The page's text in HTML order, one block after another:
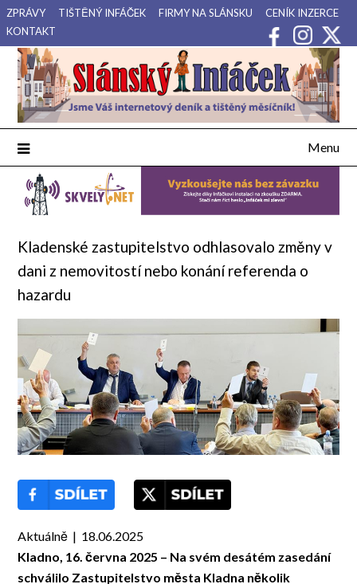
Přejdi
na
obsah
ZPRÁVY TIŠTĚNÝ INFÁČEK FIRMY NA SLÁNSKU
CENÍK INZERCE
KONTAKT
Slánský Infáček
Váš internetový deník a tištěný měsíčník pro Slánsko, Kladensko
a Lounsko.
Menu
Kladenské zastupitelstvo odhlasovalo změny v
dani z nemovitostí nebo konání referenda o
hazardu
Aktuálně | 18.06.2025
Kladno, 16. června 2025 – Na svém desátém zasedání
schválilo Zastupitelstvo města Kladna několik